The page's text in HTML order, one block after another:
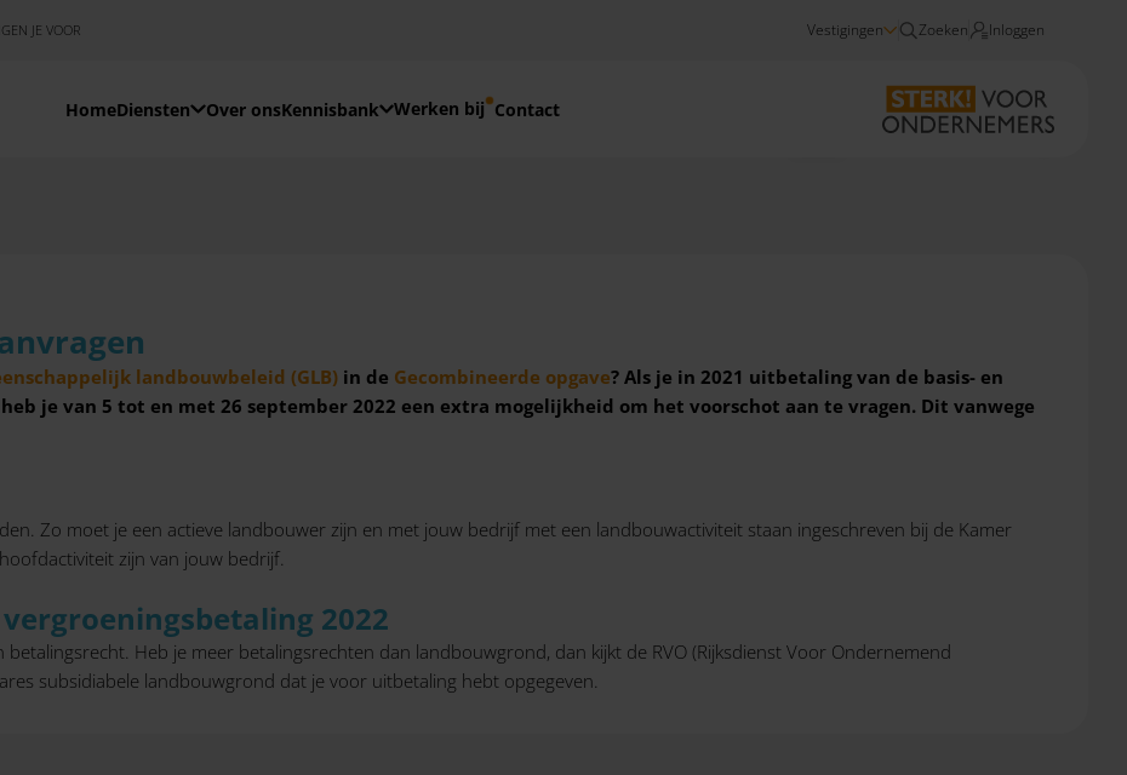
JE VOOR Vestigingen Zoeken Inloggen
HomeDiensten Over onsKennisbank Werken bij Contact
Voorschot GLB-subsidies aanvragen
landbouwbeleid (GLB) in de Gecombineerde opgave? Als je in 2021 uitbetaling van de basis- en
je van 5 tot en met 26 september 2022 een extra mogelijkheid om het voorschot aan te vragen. Dit vanwege
Zo moet je een actieve landbouwer zijn en met jouw bedrijf met een landbouwactiviteit staan ingeschreven bij de Kamer
zijn van jouw bedrijf.
2022
Heb je meer betalingsrechten dan landbouwgrond, dan kijkt de RVO (Rijksdienst Voor Ondernemend
subsidiabele landbouwgrond dat je voor uitbetaling hebt opgegeven.